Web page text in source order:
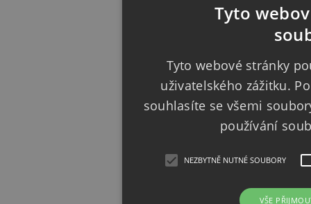
Tyto
Tyto webové stránky
uživatelského zážitku.
souhlasíte se všemi
používání
NEZBYTNĚ NUTNÉ SOUBORY
VŠE